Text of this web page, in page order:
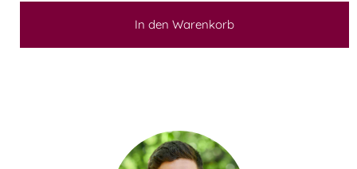
In den Warenkorb